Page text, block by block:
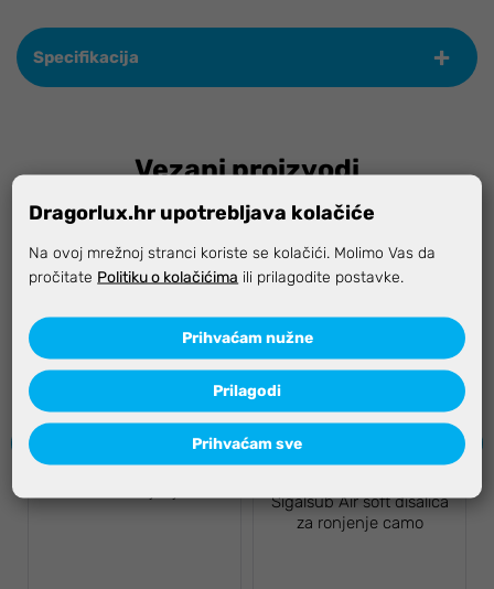
Specifikacija
Vezani proizvodi
Sigalsub Summer
Sigalsub Air soft disalica
za ronjenje camo
Dragorlux.hr upotrebljava kolačiće
Na ovoj mrežnoj stranci koriste se kolačići. Molimo Vas da
pročitate Politiku o kolačićima ili prilagodite postavke.
Prihvaćam nužne
Prilagodi
Prihvaćam sve